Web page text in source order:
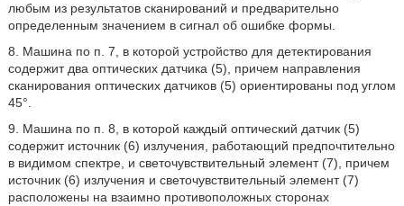
любым из результатов сканирований и предварительно
определенным значением в сигнал об ошибке формы.
8. Машина по п. 7, в которой устройство для детектирования
содержит два оптических датчика (5), причем направления
сканирования оптических датчиков (5) ориентированы под углом
45°.
9. Машина по п. 8, в которой каждый оптический датчик (5)
содержит источник (6) излучения, работающий предпочтительно
в видимом спектре, и светочувствительный элемент (7), причем
источник (6) излучения и светочувствительный элемент (7)
расположены на взаимно противоположных сторонах